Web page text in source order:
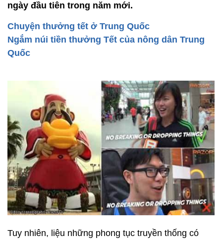
ngày đầu tiên trong năm mới.
Chuyện thưởng tết ở Trung Quốc
Ngắm núi tiền thưởng Tết của nông dân Trung
Quốc
Tuy nhiên, liệu những phong tục truyền thống có